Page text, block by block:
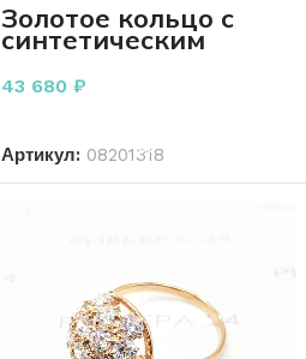
Золотое кольцо с
синтетическим
5.46 гр
43 680₽
Артикул: 08201318